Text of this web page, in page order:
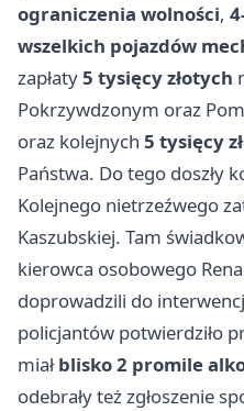
ograniczenia wolności,
wszelkich pojazdów
zapłaty5 tysięcy złotych
Pokrzywdzonym oraz
oraz kolejnych 5 tysięcy
Państwa. Do tego doszły
Kolejnego nietrzeźwego
Kaszubskiej. Tam
kierowca osobowego
doprowadzili do
policjantów potwierdziło
miałblisko 2 promile
odebrały też zgłoszenie